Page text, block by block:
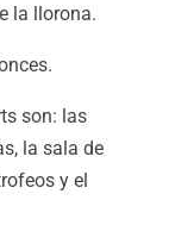
la llorona.
son: las
la sala de
y el